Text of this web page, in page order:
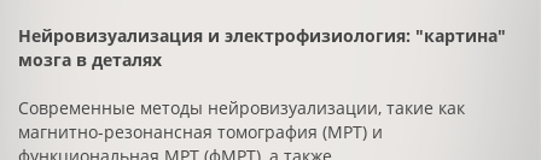
Нейровизуализация и электрофизиология: "картина"
мозга в деталях
Современные методы нейровизуализации, такие как
магнитно-резонансная томография (МРТ) и
функциональная МРТ (фМРТ), а также